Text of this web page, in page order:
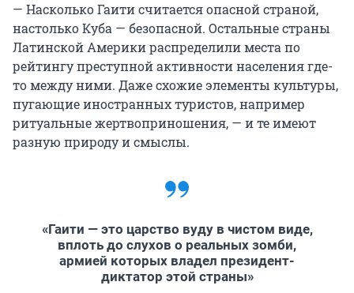
— Насколько Гаити считается опасной страной,
настолько Куба — безопасной. Остальные страны
Латинской Америки распределили места по
рейтингу преступной активности населения где-
то между ними. Даже схожие элементы культуры,
пугающие иностранных туристов, например
ритуальные жертвоприношения, — и те имеют
разную природу и смыслы.
«Гаити — это царство вуду в чистом виде,
вплоть до слухов о реальных зомби,
армией которых владел президент-
диктатор этой страны»